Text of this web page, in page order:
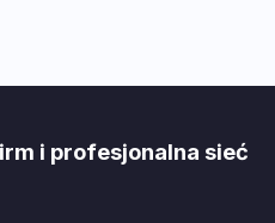
i profesjonalna sieć